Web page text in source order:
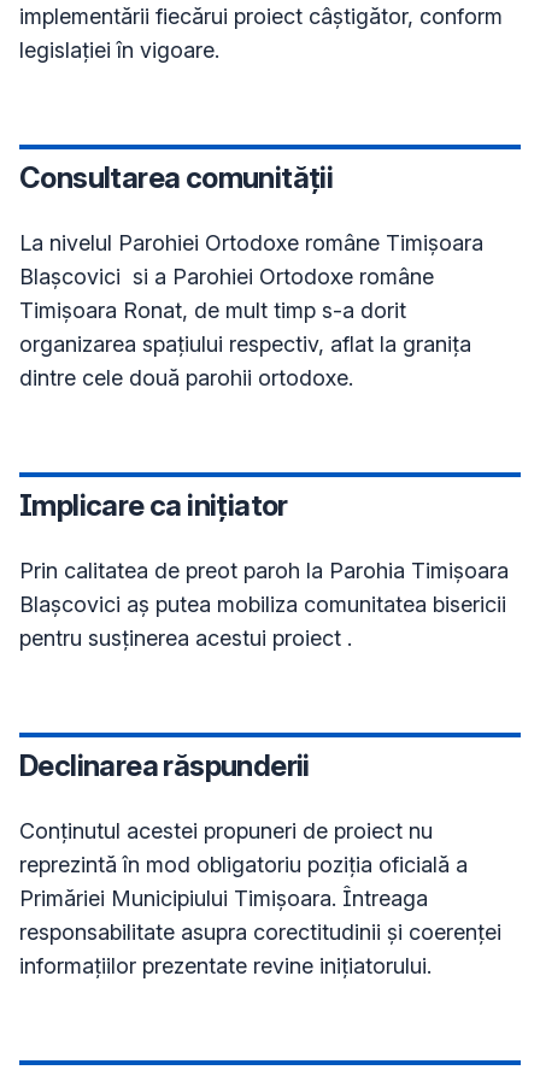
implementării fiecărui proiect câștigător, conform
legislației în vigoare.
Consultarea comunității
La nivelul Parohiei Ortodoxe române Timișoara
Blașcovici  si a Parohiei Ortodoxe române
Timișoara Ronat, de mult timp s-a dorit
organizarea spațiului respectiv, aflat la granița
dintre cele două parohii ortodoxe.
Implicare ca inițiator
Prin calitatea de preot paroh la Parohia Timișoara
Blașcovici aș putea mobiliza comunitatea bisericii
pentru susținerea acestui proiect .
Declinarea răspunderii
Conţinutul acestei propuneri de proiect nu
reprezintă în mod obligatoriu poziţia oficială a
Primăriei Municipiului Timișoara. Întreaga
responsabilitate asupra corectitudinii și coerenței
informațiilor prezentate revine inițiatorului.